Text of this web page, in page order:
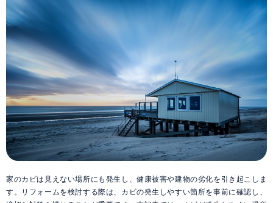
家のカビは見えない場所にも発生し、健康被害や建物の劣化を引き起こしま
す。リフォームを検討する際は、カビの発生しやすい箇所を事前に確認し、